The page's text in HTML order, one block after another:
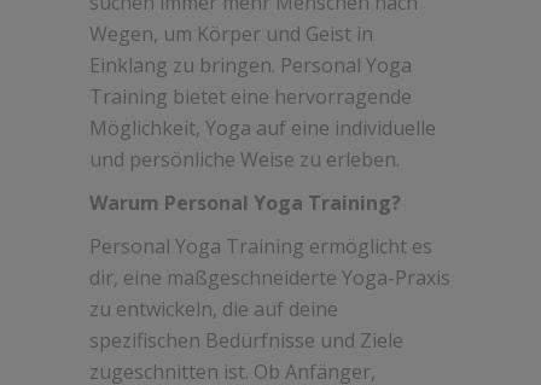
Wegen, um Körper und Geist in
Einklang zu bringen. Personal Yoga
Training bietet eine hervorragende
Möglichkeit, Yoga auf eine individuelle
und persönliche Weise zu erleben.
Warum Personal Yoga Training?
Personal Yoga Training ermöglicht es
dir, eine maßgeschneiderte Yoga-Praxis
zu entwickeln, die auf deine
spezifischen Bedürfnisse und Ziele
zugeschnitten ist. Ob Anfänger,